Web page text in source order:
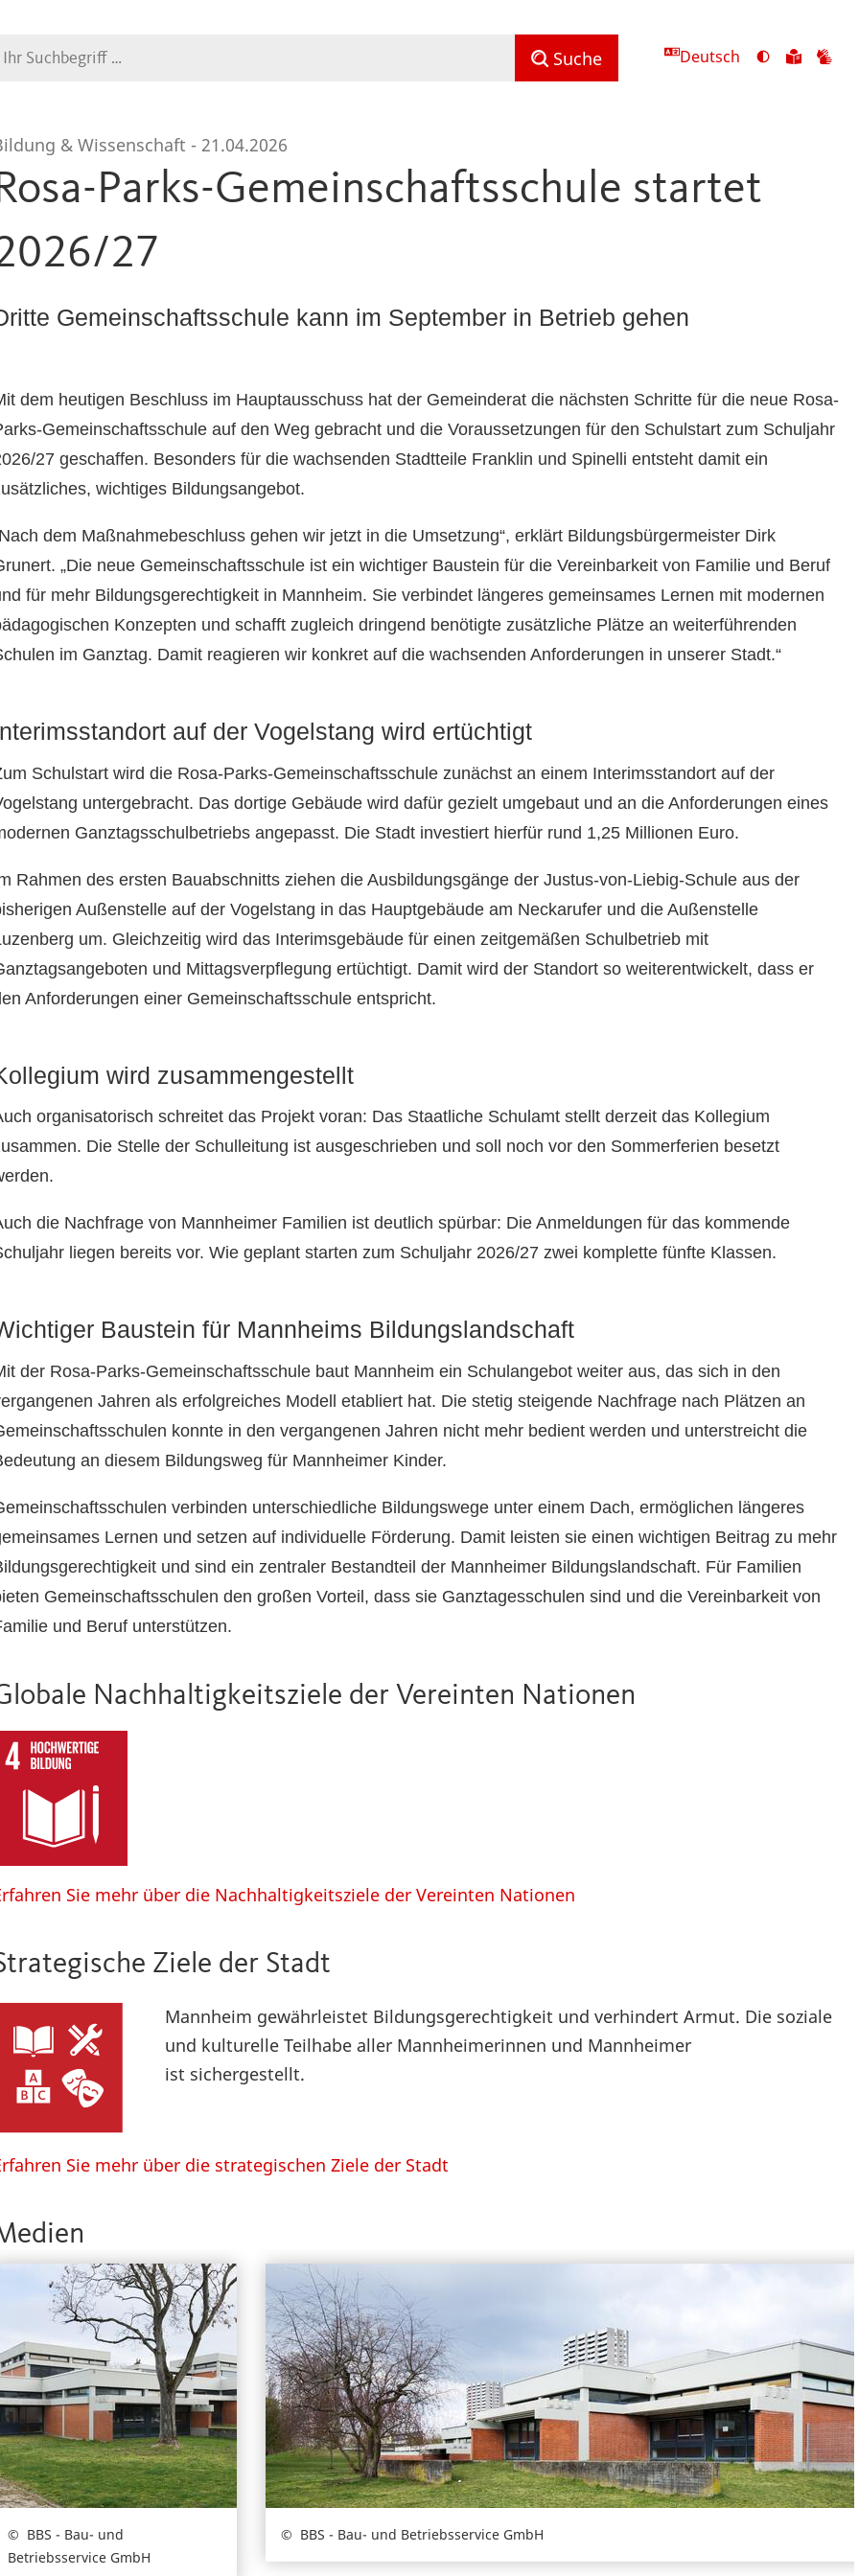
Suche Deutsch
Ansicht
Zu
& Wissenschaft - 21.04.2026
Parks-Gemeinschaftsschule startet
27
Gemeinschaftsschule kann im September in Betrieb gehen
dem heutigen Beschluss im Hauptausschuss hat der Gemeinderat die nächsten Schritte für die neue Rosa-
Gemeinschaftsschule auf den Weg gebracht und die Voraussetzungen für den Schulstart zum Schuljahr
27 geschaffen. Besonders für die wachsenden Stadtteile Franklin und Spinelli entsteht damit ein
wichtiges Bildungsangebot.
dem Maßnahmebeschluss gehen wir jetzt in die Umsetzung“, erklärt Bildungsbürgermeister Dirk
„Die neue Gemeinschaftsschule ist ein wichtiger Baustein für die Vereinbarkeit von Familie und Beruf
für mehr Bildungsgerechtigkeit in Mannheim. Sie verbindet längeres gemeinsames Lernen mit modernen
Konzepten und schafft zugleich dringend benötigte zusätzliche Plätze an weiterführenden
im Ganztag. Damit reagieren wir konkret auf die wachsenden Anforderungen in unserer Stadt.“
auf der Vogelstang wird ertüchtigt
Schulstart wird die Rosa-Parks-Gemeinschaftsschule zunächst an einem Interimsstandort auf der
untergebracht. Das dortige Gebäude wird dafür gezielt umgebaut und an die Anforderungen eines
Ganztagsschulbetriebs angepasst. Die Stadt investiert hierfür rund 1,25 Millionen Euro.
Rahmen des ersten Bauabschnitts ziehen die Ausbildungsgänge der Justus-von-Liebig-Schule aus der
Außenstelle auf der Vogelstang in das Hauptgebäude am Neckarufer und die Außenstelle
um. Gleichzeitig wird das Interimsgebäude für einen zeitgemäßen Schulbetrieb mit
und Mittagsverpflegung ertüchtigt. Damit wird der Standort so weiterentwickelt, dass er
Anforderungen einer Gemeinschaftsschule entspricht.
wird zusammengestellt
organisatorisch schreitet das Projekt voran: Das Staatliche Schulamt stellt derzeit das Kollegium
Die Stelle der Schulleitung ist ausgeschrieben und soll noch vor den Sommerferien besetzt
die Nachfrage von Mannheimer Familien ist deutlich spürbar: Die Anmeldungen für das kommende
liegen bereits vor. Wie geplant starten zum Schuljahr 2026/27 zwei komplette fünfte Klassen.
Baustein für Mannheims Bildungslandschaft
der Rosa-Parks-Gemeinschaftsschule baut Mannheim ein Schulangebot weiter aus, das sich in den
Jahren als erfolgreiches Modell etabliert hat. Die stetig steigende Nachfrage nach Plätzen an
konnte in den vergangenen Jahren nicht mehr bedient werden und unterstreicht die
an diesem Bildungsweg für Mannheimer Kinder.
verbinden unterschiedliche Bildungswege unter einem Dach, ermöglichen längeres
Lernen und setzen auf individuelle Förderung. Damit leisten sie einen wichtigen Beitrag zu mehr
und sind ein zentraler Bestandteil der Mannheimer Bildungslandschaft. Für Familien
Gemeinschaftsschulen den großen Vorteil, dass sie Ganztagesschulen sind und die Vereinbarkeit von
und Beruf unterstützen.
Nachhaltigkeitsziele der Vereinten Nationen
Sie mehr über die Nachhaltigkeitsziele der Vereinten Nationen
Ziele der Stadt
Mannheim gewährleistet Bildungsgerechtigkeit und verhindert Armut. Die soziale
und kulturelle Teilhabe aller Mannheimerinnen und Mannheimer
ist sichergestellt.
Sie mehr über die strategischen Ziele der Stadt
BBS - Bau- und
Betriebsservice GmbH
BBS - Bau- und Betriebsservice GmbH